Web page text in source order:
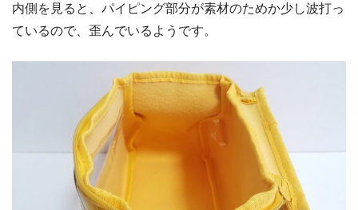
内側を見ると、パイピング部分が素材のためか少し波打っ
ているので、歪んでいるようです。